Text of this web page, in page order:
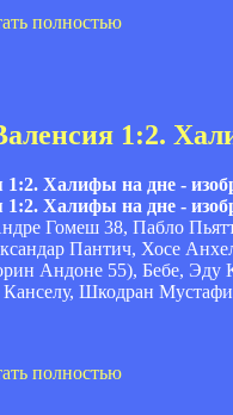
полностью
1:2.
Гомеш 38, Пабло
Пантич, Хосе
Андоне 55), Бебе, Эду
Шкодран
полностью